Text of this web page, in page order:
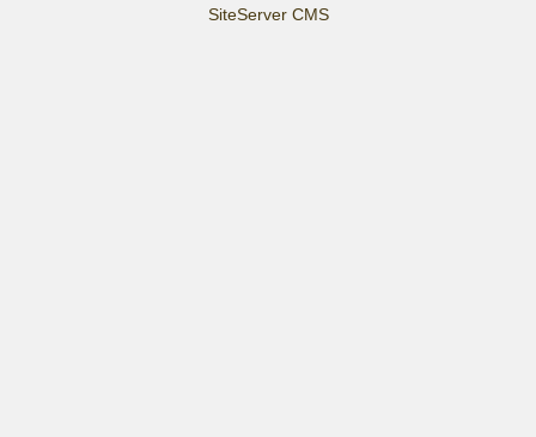
SiteServer CMS